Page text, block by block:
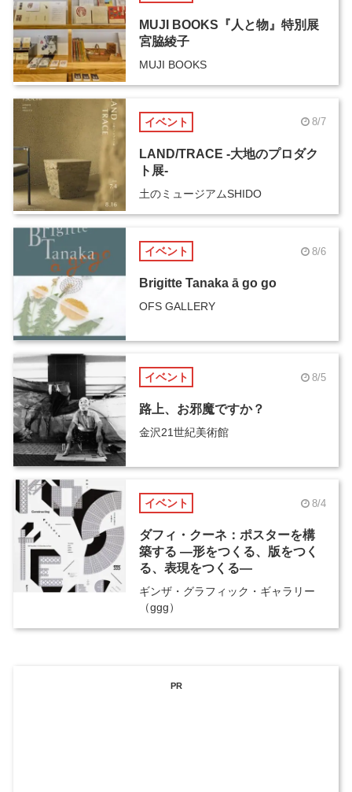
MUJI BOOKS『人と物』特別展
宮脇綾子
MUJI BOOKS
イベント 8/7
LAND/TRACE -大地のプロダク
ト展-
土のミュージアムSHIDO
イベント 8/6
Brigitte Tanaka ā go go
OFS GALLERY
イベント 8/5
路上、お邪魔ですか？
金沢21世紀美術館
イベント 8/4
ダフィ・クーネ：ポスターを構
築する ―形をつくる、版をつく
る、表現をつくる―
ギンザ・グラフィック・ギャラリー
（ggg）
PR